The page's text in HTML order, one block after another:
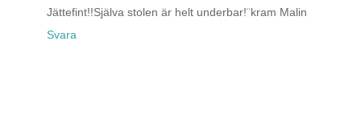
Jättefint!!Själva stolen är helt underbar!¨kram Malin
Svara